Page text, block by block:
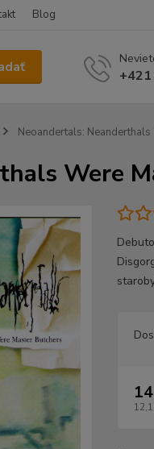
Blog
Neoandertals:
Were